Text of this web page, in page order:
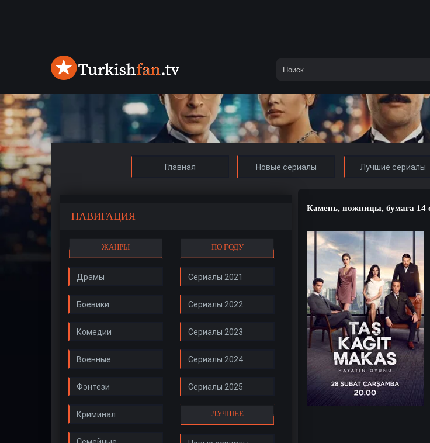
Главная Новые сериалы Лучшие сериалы
НАВИГАЦИЯ
ЖАНРЫ
Драмы
Боевики
Комедии
Военные
Фэнтези
Криминал
ПО ГОДУ
Сериалы 2021
Сериалы 2022
Сериалы 2023
Сериалы 2024
Сериалы 2025
ЛУЧШЕЕ
Камень, ножницы, бумага 14